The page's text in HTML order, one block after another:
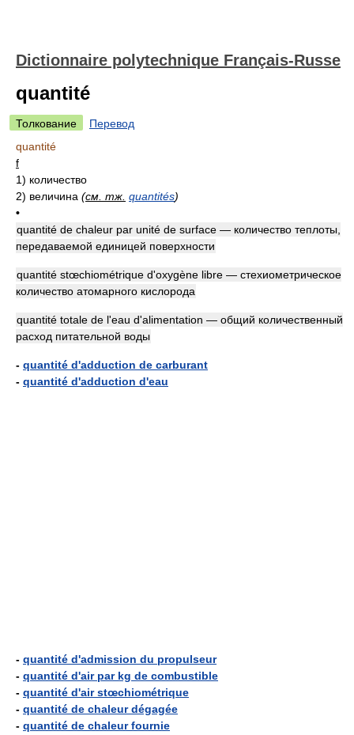
Dictionnaire polytechnique Français-Russe
quantité
Толкование
Перевод
quantité
f
1) количество
2) величина (см. тж. quantités)
•
quantité de chaleur par unité de surface — количество теплоты,
передаваемой единицей поверхности
quantité stœchiométrique d'oxygène libre — стехиометрическое
количество атомарного кислорода
quantité totale de l'eau d'alimentation — общий количественный
расход питательной воды
- quantité d'adduction de carburant
- quantité d'adduction d'eau
- quantité d'admission du propulseur
- quantité d'air par kg de combustible
- quantité d'air stœchiométrique
- quantité de chaleur dégagée
- quantité de chaleur fournie